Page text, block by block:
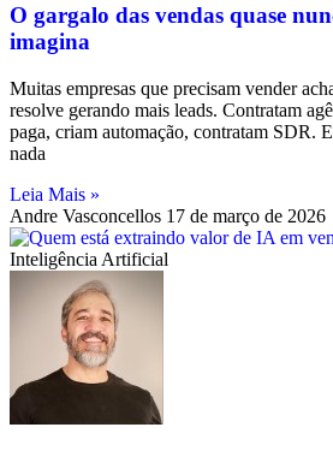
O gargalo das vendas quase
imagina
Muitas empresas que precisam vender
resolve gerando mais leads. Contratam
paga, criam automação, contratam SDR.
nada
Leia Mais »
Andre Vasconcellos 17 de março de 2026
Inteligência Artificial